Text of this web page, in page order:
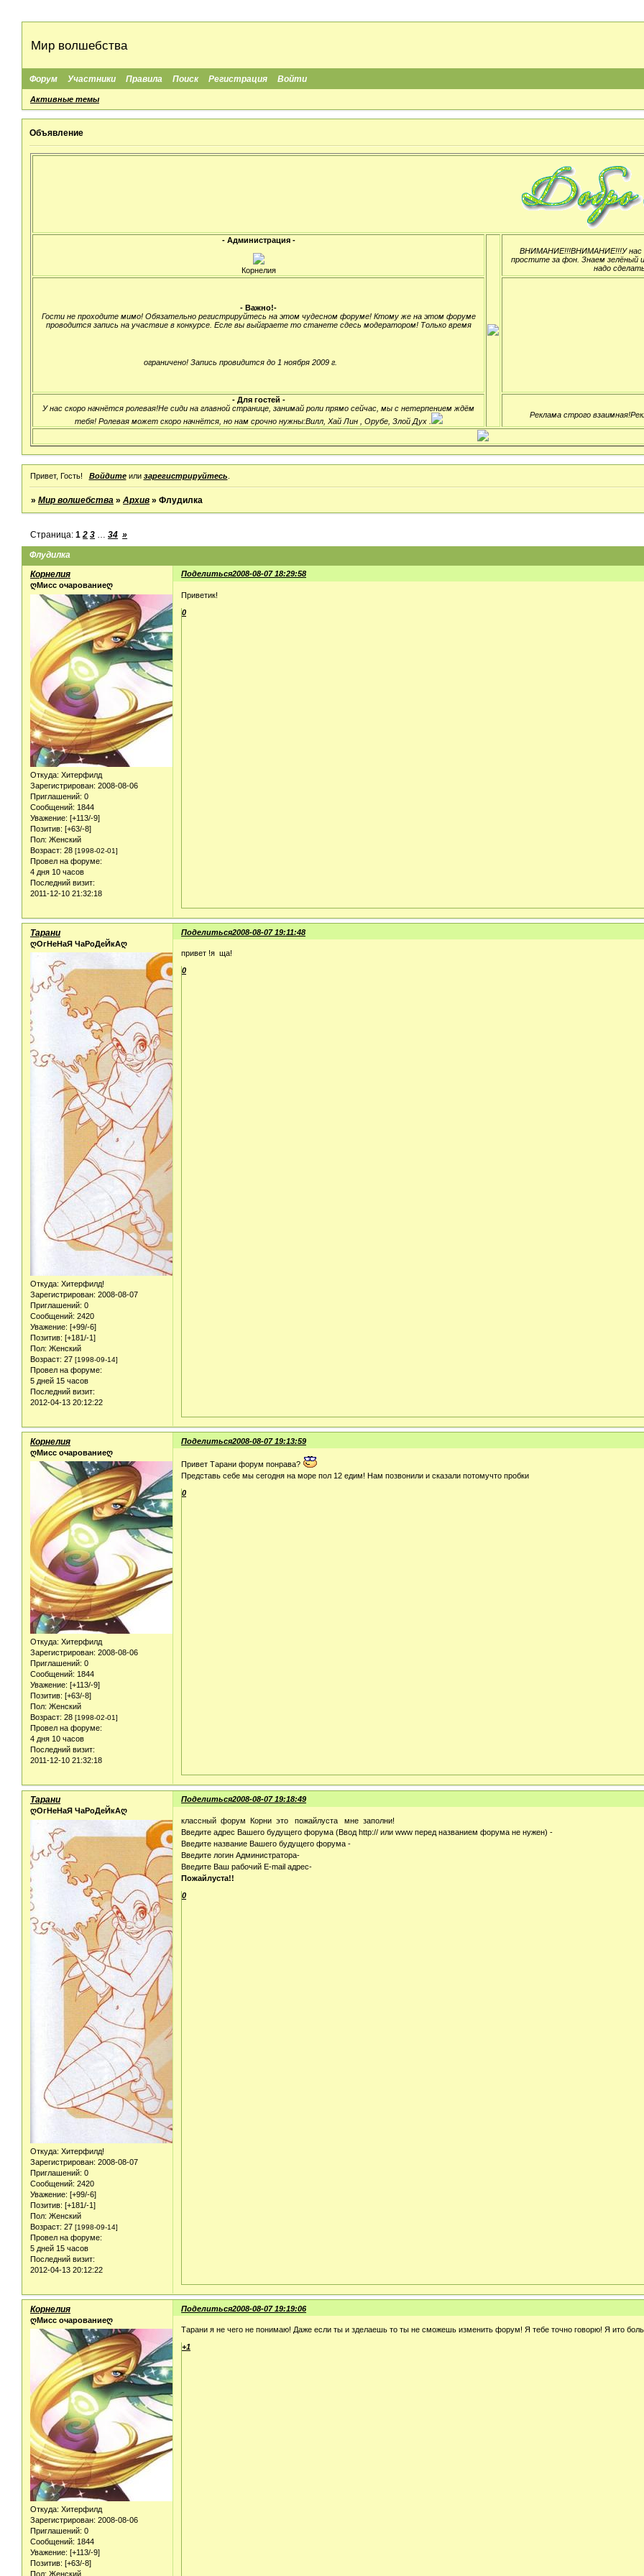
Мир волшебства
Форум Участники Правила Поиск Регистрация Войти
Активные темы
Объявление
- Администрация -
Корнелия
ВНИМАНИЕ!!!ВНИМАНИЕ!!!У нас
простите за фон. Знаем зелёный
надо
- Важно!-
Гости не проходите мимо! Обязательно регистрируйтесь на этом чудесном форуме! Ктому же на этом форуме
проводится запись на участвие в конкурсе. Есле вы выйграете то станете сдесь модератором! Только время
ограничено! Запись провидится до 1 ноября 2009 г.
- Для гостей -
У нас скоро начнётся ролевая!Не сиди на главной странице, занимай роли прямо сейчас, мы с нетерпением ждём
тебя! Ролевая может скоро начнётся, но нам срочно нужны:Вилл, Хай Лин , Орубе, Злой Дух .
Реклама строго
Привет, Гость! Войдитеили зарегистрируйтесь
»Мир волшебства »Архив »Флудилка
Флудилка
Страница:1 2 3 … 34 »
Поделиться2008-08-07 18:29:58
Корнелия
ღМисс очарованиеღ
Откуда: Хитерфилд
Зарегистрирован: 2008-08-06
Приглашений: 0
Сообщений: 1844
Уважение: [+113/-9]
Позитив: [+63/-8]
Пол: Женский
Возраст: 28 [1998-02-01]
Провел на форуме:
4 дня 10 часов
Последний визит:
2011-12-10 21:32:18
Приветик!
0
Поделиться2008-08-07 19:11:48
Тарани
ღОгНеНаЯ ЧаРоДеЙкАღ
Откуда: Хитерфилд!
Зарегистрирован: 2008-08-07
Приглашений: 0
Сообщений: 2420
Уважение: [+99/-6]
Позитив: [+181/-1]
Пол: Женский
Возраст: 27 [1998-09-14]
Провел на форуме:
5 дней 15 часов
Последний визит:
2012-04-13 20:12:22
привет !я ща!
0
Поделиться2008-08-07 19:13:59
Корнелия
ღМисс очарованиеღ
Откуда: Хитерфилд
Зарегистрирован: 2008-08-06
Приглашений: 0
Сообщений: 1844
Уважение: [+113/-9]
Позитив: [+63/-8]
Пол: Женский
Возраст: 28 [1998-02-01]
Провел на форуме:
4 дня 10 часов
Последний визит:
2011-12-10 21:32:18
Привет Тарани форум понрава?
Представь себе мы сегодня на море пол 12 едим! Нам позвонили и сказали потомучто пробки
0
Поделиться2008-08-07 19:18:49
Тарани
ღОгНеНаЯ ЧаРоДеЙкАღ
Откуда: Хитерфилд!
Зарегистрирован: 2008-08-07
Приглашений: 0
Сообщений: 2420
Уважение: [+99/-6]
Позитив: [+181/-1]
Пол: Женский
Возраст: 27 [1998-09-14]
Провел на форуме:
5 дней 15 часов
Последний визит:
2012-04-13 20:12:22
классный форум Корни это пожайлуста мне заполни!
Введите адрес Вашего будущего форума (Ввод http:// или www перед названием форума не нужен) -
Введите название Вашего будущего форума -
Введите логин Администратора-
Введите Ваш рабочий E-mail адрес-
Пожайлуста!!
0
Поделиться2008-08-07 19:19:06
Корнелия
ღМисс очарованиеღ
Откуда: Хитерфилд
Зарегистрирован: 2008-08-06
Приглашений: 0
Сообщений: 1844
Уважение: [+113/-9]
Позитив: [+63/-8]
Пол: Женский
Тарани я не чего не понимаю! Даже если ты и зделаешь то ты не сможешь изменить форум! Я тебе точно говорю! Я ито
+1